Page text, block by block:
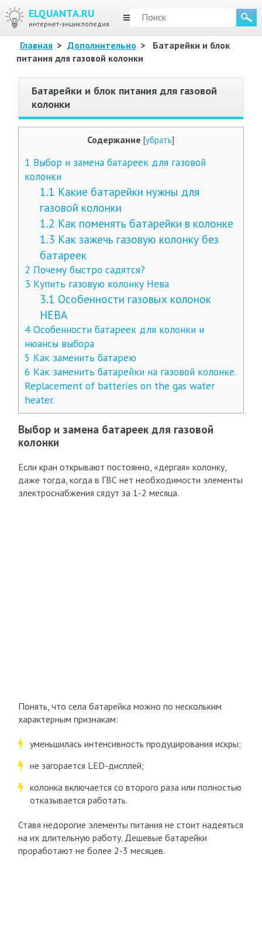
ELQUANTA.RU
интернет-энциклопедия
МЕНЮ
Главная > Дополнительно >
Батарейки и блок
питания для газовой колонки
Батарейки и блок питания для газовой
колонки
Содержание [убрать]
1 Выбор и замена батареек для газовой
колонки
1.1 Какие батарейки нужны для
газовой колонки
1.2 Как поменять батарейки в колонке
1.3 Как зажечь газовую колонку без
батареек
2 Почему быстро садятся?
3 Купить газовую колонку Нева
3.1 Особенности газовых колонок
НЕВА
4Особенности батареек для колонки и
нюансы выбора
5 Как заменить батарею
6 Как заменить батарейки на газовой колонке.
Replacement of batteries on the gas water
heater.
Выбор и замена батареек для газовой
колонки
Если кран открывают постоянно, «дергая» колонку,
даже тогда, когда в ГВС нет необходимости элементы
электроснабжения сядут за 1-2 месяца.
Понять, что села батарейка можно по нескольким
характерным признакам:
уменьшилась интенсивность продуцирования искры;
не загорается LED-дисплей;
колонка включается со второго раза или полностью
отказывается работать.
Ставя недорогие элементы питания не стоит надеяться
на их длительную работу. Дешевые батарейки
проработают не более 2-3 месяцев.